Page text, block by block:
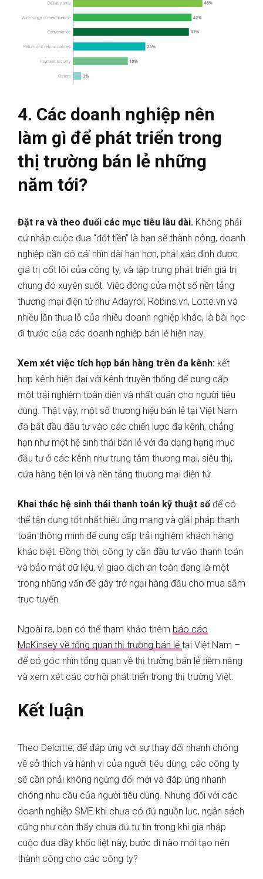
4. Các doanh nghiệp nên
làm gì để phát triển trong
thị trường bán lẻ những
năm tới?
Đặt ra và theo đuổi các mục tiêu lâu dài. Không phải
cứ nhập cuộc đua “đốt tiền” là bạn sẽ thành công, doanh
nghiệp cần có cái nhìn dài hạn hơn, phải xác đinh được
giá trị cốt lõi của công ty, và tập trung phát triển giá trị
chung đó xuyên suốt. Việc đóng cửa một số nền tảng
thương mại điện tử như Adayroi, Robins.vn, Lotte.vn và
nhiều lần thua lỗ của nhiều doanh nghiệp khác, là bài học
đi trước của các doanh nghiệp bán lẻ hiện nay.
Xem xét việc tích hợp bán hàng trên đa kênh: kết
hợp kênh hiện đại với kênh truyền thống để cung cấp
một trải nghiệm toàn diện và nhất quán cho người tiêu
dùng. Thật vậy, một số thương hiệu bán lẻ tại Việt Nam
đã bắt đầu đầu tư vào các chiến lược đa kênh, chẳng
hạn như một hệ sinh thái bán lẻ với đa dạng hạng mục
đầu tư ở các kênh như trung tâm thương mại, siêu thị,
cửa hàng tiện lợi và nền tảng thương mại điện tử.
Khai thác hệ sinh thái thanh toán kỹ thuật số để có
thể tận dụng tốt nhất hiệu ứng mạng và giải pháp thanh
toán thông minh để cung cấp trải nghiệm khách hàng
khác biệt. Đồng thời, công ty cần đầu tư vào thanh toán
và bảo mật dữ liệu, vì giao dịch an toàn đang là một
trong những vấn đề gây trở ngại hàng đầu cho mua sắm
trực tuyến.
Ngoài ra, bạn có thể tham khảo thêm báo cáo
McKinsey về tổng quan thị trường bán lẻ tại Việt Nam –
để có góc nhìn tổng quan về thị trường bán lẻ tiềm năng
và xem xét các cơ hội phát triển trong thị trường Việt.
Kết luận
Theo Deloitte, để đáp ứng với sự thay đổi nhanh chóng
về sở thích và hành vi của người tiêu dùng, các công ty
sẽ cần phải không ngừng đổi mới và đáp ứng nhanh
chóng nhu cầu của người tiêu dùng. Nhưng đối với các
doanh nghiệp SME khi chưa có đủ nguồn lực, ngân sách
cũng như còn thấy chưa đủ tự tin trong khi gia nhập
cuộc đua đầy khốc liệt này, bước đi nào mới tạo nên
thành công cho các công ty?